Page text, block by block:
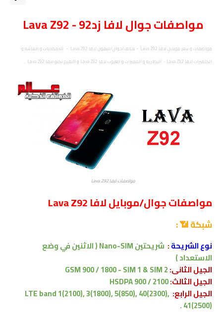
مواصفاتجواللافا زد92 - Lava Z92
مواصفات و سعر موبايل لافا Lava Z92 - هاتف/جوال/تليفون لافا Lava Z92 - الامكانيات و الشاشه و
الكاميرات لافا Lava Z92 - البطاريه و المميزات و العيوب لافا Lava Z92 و التقيم تكنو لافا Lava Z92 ..
مواصفات لافا Lava Z92
مواصفات جوال/موبايل لافا Lava Z92
شبكة 📶:
نوع الشريحة:
شريحتين Nano-SIM ( الاثنين في وضع
الاستعداد )
الجيل الثانى:GSM 900 / 1800 - SIM 1 & SIM 2
الجيل الثالث:HSDPA 900 / 2100
الجيل الرابع: LTE band 1(2100), 3(1800), 5(850), 40(2300),
41(2500) .